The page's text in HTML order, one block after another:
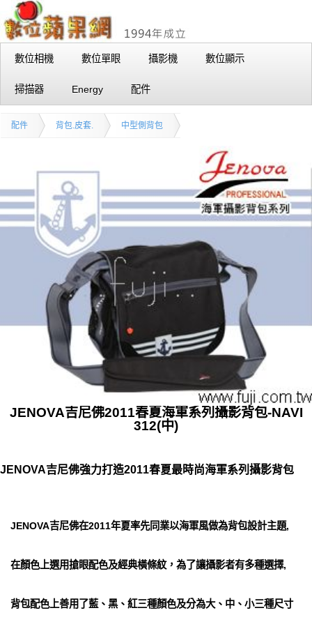
數位相機 數位單眼 攝影機 數位顯示
掃描器 Energy 配件
配件 背包.皮套. 中型側背包
JENOVA吉尼佛2011春夏海軍系列攝影背包-NAVI
312(中)
JENOVA吉尼佛強力打造2011春夏最時尚海軍系列攝影背包
JENOVA吉尼佛在2011年夏率先同業以海軍風做為背包設計主題,
在顏色上選用搶眼配色及經典橫條紋，為了讓攝影者有多種選擇,
背包配色上善用了藍、黑、紅三種顏色及分為大、中、小三種尺寸